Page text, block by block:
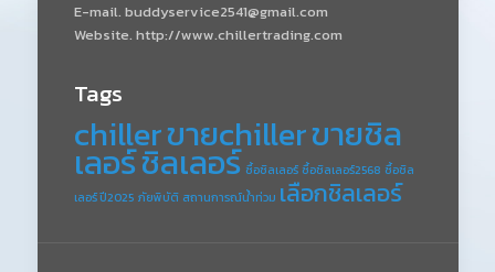
E-mail. buddyservice2541@gmail.com
Website. http://www.chillertrading.com
Tags
chillerขายchillerขายชิล
เลอร์ชิลเลอร์ ซื้อชิลเลอร์ ซื้อชิลเลอร์2568 ซื้อชิล
เลอร์ ปี2025 ภัยพิบัติ สถานการณ์น้ำท่วม เลือกชิลเลอร์